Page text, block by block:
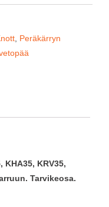
Peräkärryn
KHA35, KRV35,
Tarvikeosa.